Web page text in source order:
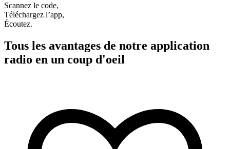
Scannez le code,
Téléchargez l’app,
Écoutez.
Tous les avantages de notre application
radio en un coup d'oeil